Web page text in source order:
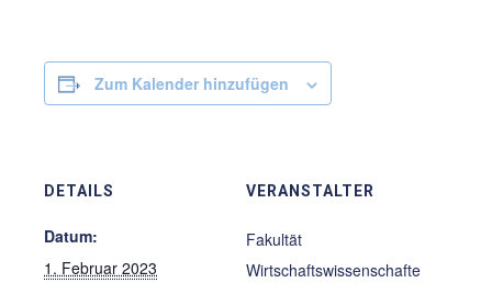
Zum Kalender hinzufügen
DETAILS
Datum:
1. Februar 2023
VERANSTALTER
Fakultät
Wirtschaftswissenschafte